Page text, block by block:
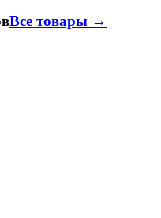
Все товары →